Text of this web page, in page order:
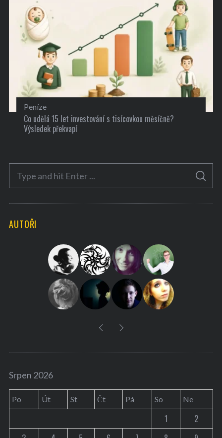
Peníze
Co udělá 15 let investování s tisícovkou měsíčně?
Výsledek překvapí
c
S
A
C
AUTOŘI
Srpen 2026
Po Út St Čt Pá So Ne
1
2